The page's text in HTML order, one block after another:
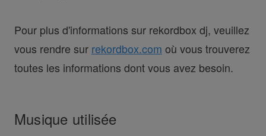
Pour plus d'informations sur rekordbox dj, veuillez
vous rendre sur rekordbox.com où vous trouverez
toutes les informations dont vous avez besoin.
Musique utilisée